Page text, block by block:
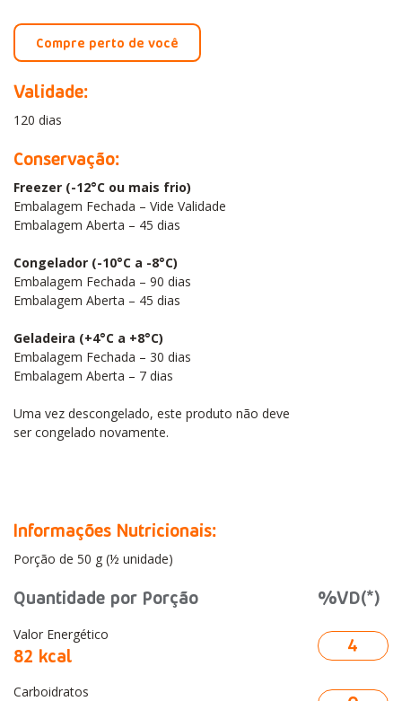
Compre perto de você
Validade:
120 dias
Conservação:
Freezer (-12°C ou mais frio)
Embalagem Fechada – Vide Validade
Embalagem Aberta – 45 dias
Congelador (-10°C a -8°C)
Embalagem Fechada – 90 dias
Embalagem Aberta – 45 dias
Geladeira (+4°C a +8°C)
Embalagem Fechada – 30 dias
Embalagem Aberta – 7 dias
Uma vez descongelado, este produto não deve
ser congelado novamente.
Informações Nutricionais:
Porção de 50 g (½ unidade)
Quantidade por Porção %VD(*)
Valor Energético
82 kcal 4
Carboidratos